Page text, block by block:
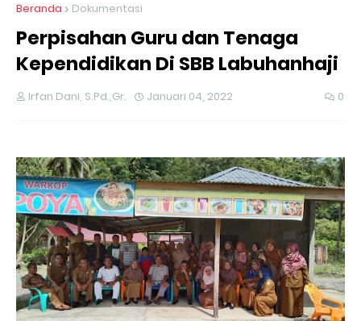
Beranda Dokumentasi
Perpisahan Guru dan Tenaga
Kependidikan Di SBB Labuhanhaji
Irfan Dani, S.Pd.,Gr. Januari 04, 2022 0